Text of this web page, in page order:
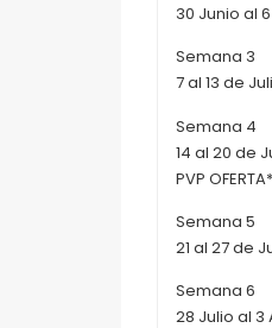
30 Junio al
Semana 3
7 al 13 de
Semana 4
14 al 20 de
PVP
Semana 5
21 al 27 de
Semana 6
28 Julio al 3